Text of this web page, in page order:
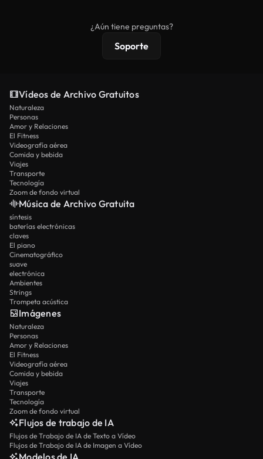
protecciones de licencia extendidas.
¿Aún tiene preguntas?
Soporte
Vídeos de Archivo Gratuitos
Naturaleza
Personas
Amor y Relaciones
El Fitness
Videografía aérea
Comida y bebida
Viajes
Transporte
Tecnología
Zoom de fondo virtual
Música de Archivo Gratuita
síntesis
baterías electrónicas
claves
El piano
Cinematográfico
suave
electrónica
Ambientes
Strings
Trompeta acústica
Imágenes
Naturaleza
Personas
Amor y Relaciones
El Fitness
Videografía aérea
Comida y bebida
Viajes
Transporte
Tecnología
Zoom de fondo virtual
Flujos de trabajo de IA
Flujos de Trabajo de IA de Texto a Vídeo
Flujos de Trabajo de IA de Imagen a Vídeo
Modelos de IA